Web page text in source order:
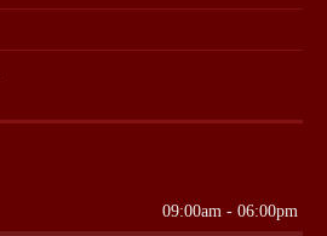
09:00am - 06:00pm